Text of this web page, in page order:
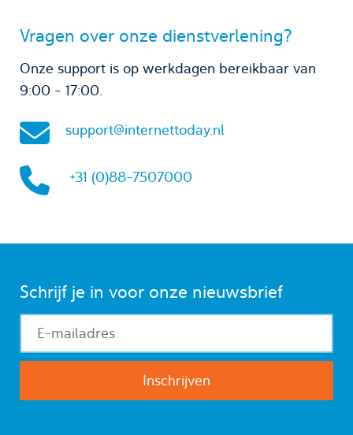
Vragen over onze dienstverlening?
Onze support is op werkdagen bereikbaar van
9:00 - 17:00.
support@internettoday.nl
+31 (0)88-7507000
Schrijf je in voor onze nieuwsbrief